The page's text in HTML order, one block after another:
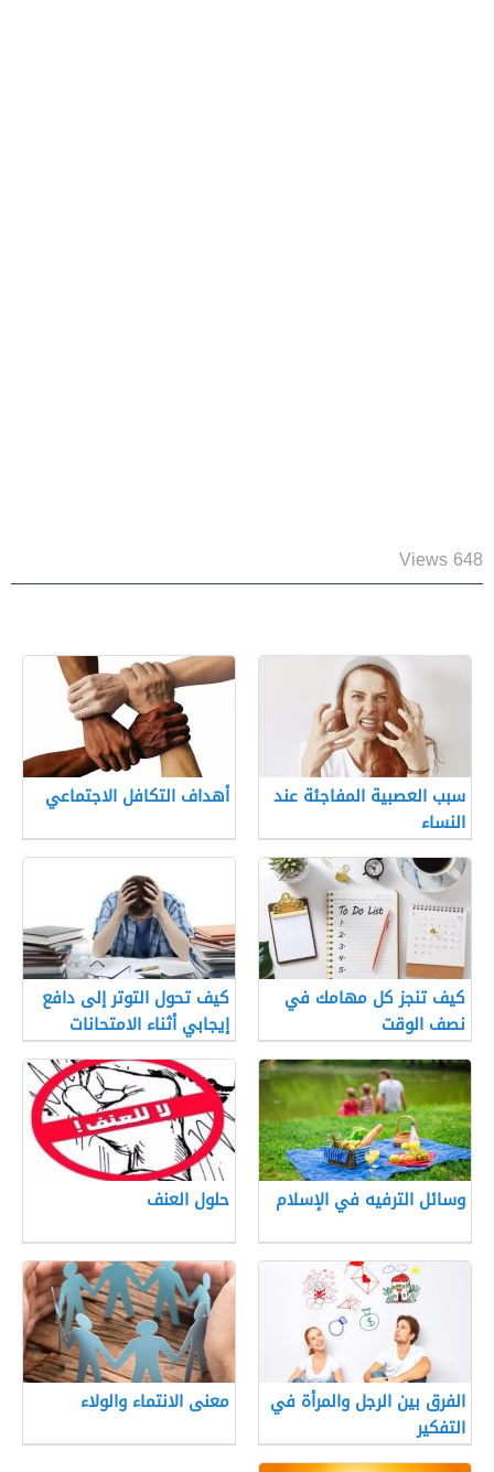
648 Views
سبب العصبية المفاجئة عند
النساء
أهداف التكافل الاجتماعي
كيف تنجز كل مهامك في
نصف الوقت
كيف تحول التوتر إلى دافع
إيجابي أثناء الامتحانات
وسائل الترفيه في الإسلام حلول العنف
الفرق بين الرجل والمرأة في
التفكير
معنى الانتماء والولاء